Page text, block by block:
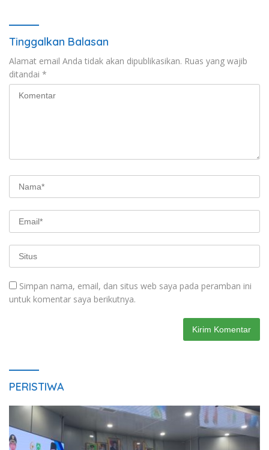
Tinggalkan Balasan
Alamat email Anda tidak akan dipublikasikan. Ruas yang wajib
ditandai *
Simpan nama, email, dan situs web saya pada peramban ini
untuk komentar saya berikutnya.
PERISTIWA